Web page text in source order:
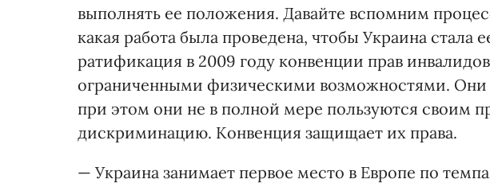
выполнять ее положения. Давайте вспомним
какая работа была проведена, чтобы Украина
ратификация в 2009 году конвенции прав
ограниченными физическими возможностями. Они
при этом они не в полной мере пользуются своим
дискриминацию. Конвенция защищает их права.
— Украина занимает первое место в Европе по